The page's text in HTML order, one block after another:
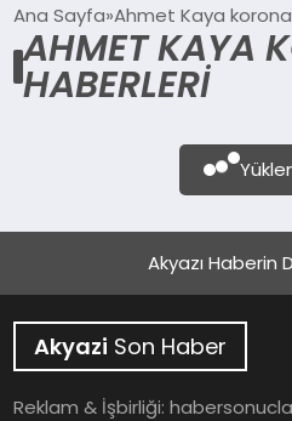
SIYASET
YAŞAM
Ana Sayfa Ahmet Kaya
AHMET KAYA
HABERLERI
Akyazı Haberin
Akyazi Son Haber
Reklam & İşbirliği: